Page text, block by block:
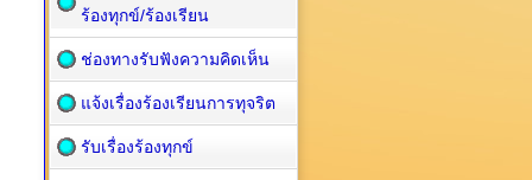
ร้องทุกข์/ร้องเรียน
ช่องทางรับฟังความคิดเห็น
แจ้งเรื่องร้องเรียนการทุจริต
รับเรื่องร้องทุกข์